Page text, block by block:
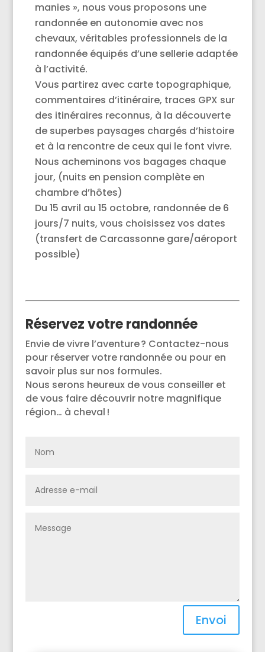
manies », nous vous proposons une
randonnée en autonomie avec nos
chevaux, véritables professionnels de la
randonnée équipés d’une sellerie adaptée
à l’activité.
Vous partirez avec carte topographique,
commentaires d’itinéraire, traces GPX sur
des itinéraires reconnus, à la découverte
de superbes paysages chargés d’histoire
et à la rencontre de ceux qui le font vivre.
Nous acheminons vos bagages chaque
jour, (nuits en pension complète en
chambre d’hôtes)
Du 15 avril au 15 octobre, randonnée de 6
jours/7 nuits, vous choisissez vos dates
(transfert de Carcassonne gare/aéroport
possible)
Réservez votre randonnée
Envie de vivre l’aventure ? Contactez-nous
pour réserver votre randonnée ou pour en
savoir plus sur nos formules.
Nous serons heureux de vous conseiller et
de vous faire découvrir notre magnifique
région… à cheval !
Envoi